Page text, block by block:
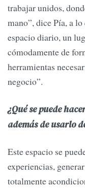
trabajar unidos,
mano”, dice Pía, a
espacio diario, un
cómodamente de
herramientas
negocio”.
¿Qué se puede
además de usarlo
Este espacio se
experiencias,
totalmente